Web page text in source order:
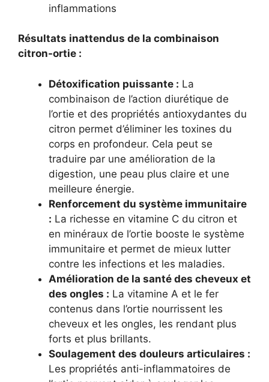
inflammations
Résultats inattendus de la combinaison
citron-ortie :
Détoxification puissante : La
combinaison de l’action diurétique de
l’ortie et des propriétés antioxydantes du
citron permet d’éliminer les toxines du
corps en profondeur. Cela peut se
traduire par une amélioration de la
digestion, une peau plus claire et une
meilleure énergie.
Renforcement du système immunitaire
: La richesse en vitamine C du citron et
en minéraux de l’ortie booste le système
immunitaire et permet de mieux lutter
contre les infections et les maladies.
Amélioration de la santé des cheveux et
des ongles : La vitamine A et le fer
contenus dans l’ortie nourrissent les
cheveux et les ongles, les rendant plus
forts et plus brillants.
Soulagement des douleurs articulaires :
Les propriétés anti-inflammatoires de